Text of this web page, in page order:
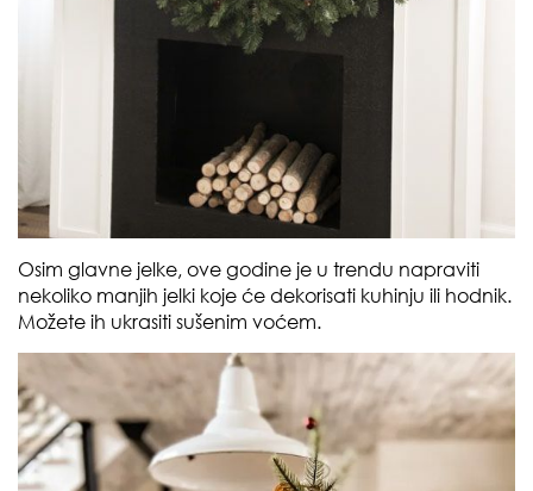
Osim glavne jelke, ove godine je u trendu napraviti
nekoliko manjih jelki koje će dekorisati kuhinju ili hodnik.
Možete ih ukrasiti sušenim voćem.